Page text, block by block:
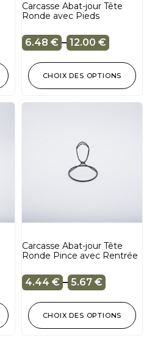
Carcasse Abat-jour Tête
Ronde avec Pieds
6.48 € – 12.00 €
CHOIX DES OPTIONS
Carcasse Abat-jour Tête
Ronde Pince avec Rentrée
4.44 € – 5.67 €
CHOIX DES OPTIONS